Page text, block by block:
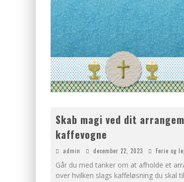
Skab magi ved dit
kaffevogne
admin december 22, 2023 Ferie og
Går du med tanker om at afholde et
over hvilken slags kaffeløsning du skal